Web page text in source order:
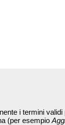
i termini
(per esempio